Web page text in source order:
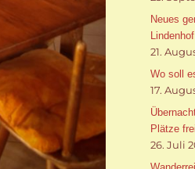
Neues
21.
Wo soll
17.
Plätze
26. Juli